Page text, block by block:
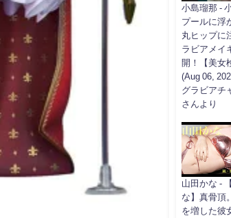
小島瑠那 -
プールに浮
丸ヒップに
ラビアメイ
開！【美女
(Aug 06,
グラビアチ
さんより
山田かな -
な】真骨頂
を増した彼